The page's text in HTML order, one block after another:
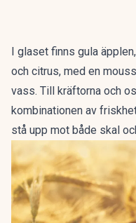
I glaset finns gula
och citrus, med en
vass. Till kräftorna och
kombinationen av
stå upp mot både skal